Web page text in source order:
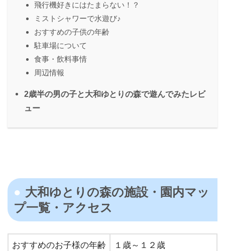
飛行機好きにはたまらない！？
ミストシャワーで水遊び♪
おすすめの⼦供の年齢
駐⾞場について
⾷事・飲料事情
周辺情報
2歳半の男の子と大和ゆとりの森で遊んでみたレビ
ュー
大和ゆとりの森の施設・園内マッ
プ⼀覧・アクセス
おすすめのお⼦様の年齢 １歳～１２歳